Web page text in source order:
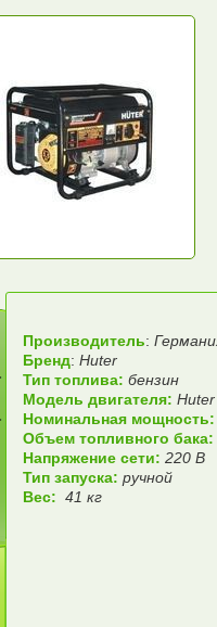
Производитель:
Бренд: Huter
Тип топлива: бензин
Модель двигателя: Huter
Номинальная мощность:
Объем топливного бака:
Напряжение сети: 220 В
Тип запуска: ручной
Вес: 41 кг